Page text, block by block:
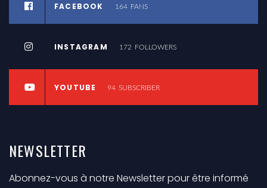
FACEBOOK 164 FANS
INSTAGRAM 172 FOLLOWERS
YOUTUBE 94 SUBSCRIBER
NEWSLETTER
Abonnez-vous à notre Newsletter pour être informé